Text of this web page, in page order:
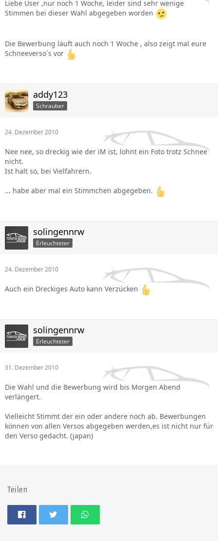
Liebe User ,nur noch 1 Woche, leider sind sehr wenige
Stimmen bei dieser Wahl abgegeben worden
Die Bewerbung läuft auch noch 1 Woche , also zeigt mal eure
Schneeverso´s vor
addy123
Schrauber
24. Dezember 2010
Nee nee, so dreckig wie der iM ist, lohnt ein Foto trotz Schnee
nicht.
Ist halt so, bei Vielfahrern.
... habe aber mal ein Stimmchen abgegeben.
solingennrw
Erleuchteter
24. Dezember 2010
Auch ein Dreckiges Auto kann Verzücken
solingennrw
Erleuchteter
31. Dezember 2010
Die Wahl und die Bewerbung wird bis Morgen Abend
verlängert.
Vielleicht Stimmt der ein oder andere noch ab. Bewerbungen
können von allen Versos abgegeben werden,es ist nicht nur für
den Verso gedacht. (japan)
Teilen